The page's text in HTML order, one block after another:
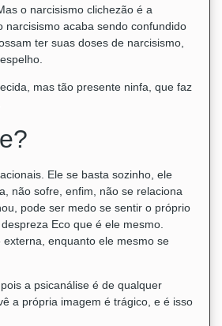
o narcisismo clichezão é a
acaba sendo confundido
ter suas doses de narcisismo,
mas tão presente ninfa, que faz
Ele se basta sozinho, ele
não sofre, enfim, não se relaciona
pode ser medo se sentir o próprio
Eco que é ele mesmo.
enquanto ele mesmo se
a psicanálise é de qualquer
a própria imagem é trágico, e é isso